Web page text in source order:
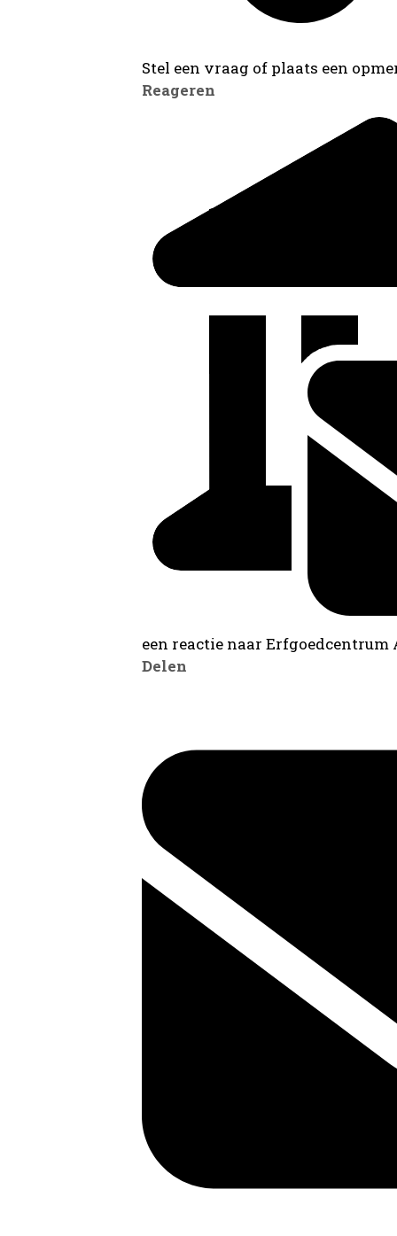
Stel een vraag of plaats een
Reageren
een reactie naar
Delen